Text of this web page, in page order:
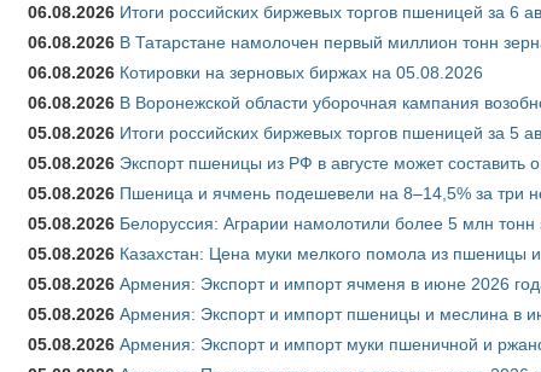
06.08.2026 Итоги российских биржевых торгов пшеницей за 6
06.08.2026 В Татарстане намолочен первый миллион тонн
06.08.2026 Котировки на зерновых биржах на 05.08.2026
06.08.2026 В Воронежской области уборочная кампания
05.08.2026 Итоги российских биржевых торгов пшеницей за 5
05.08.2026 Экспорт пшеницы из РФ в августе может составить
05.08.2026 Пшеница и ячмень подешевели на 8–14,5% за три
05.08.2026 Белоруссия: Аграрии намолотили более 5 млн тонн
05.08.2026 Казахстан: Цена муки мелкого помола из пшеницы
05.08.2026 Армения: Экспорт и импорт ячменя в июне 2026
05.08.2026 Армения: Экспорт и импорт пшеницы и меслина в
05.08.2026 Армения: Экспорт и импорт муки пшеничной и